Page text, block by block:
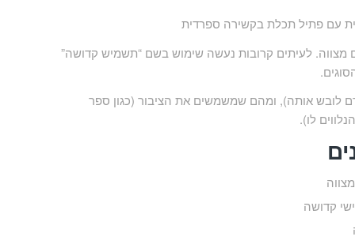
עם פתיל תכלת בקשירה ספרדית
לעיתים קרובות נעשה שימוש בשם “תשמיש קדושה”
לובש אותה), ומהם שמשמשים את הציבור (כגון ספר
לו).
קדושה